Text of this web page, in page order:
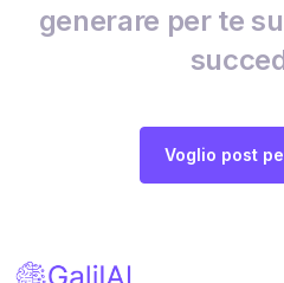
generare per te
Voglio post